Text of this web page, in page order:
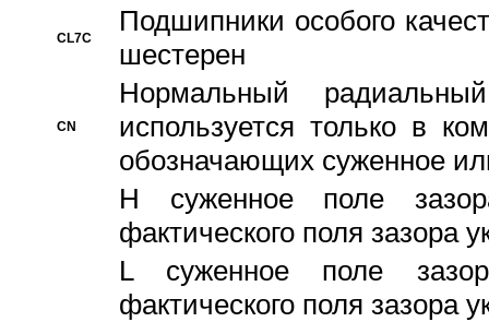
CL7C
Подшипники особого
шестерен
CN
Hормальный
используется только в
обозначающих суженное
H суженное поле
фактического поля зазора
L суженное поле
фактического поля зазора